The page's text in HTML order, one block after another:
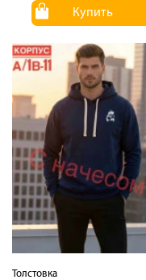
Купить
Толстовка